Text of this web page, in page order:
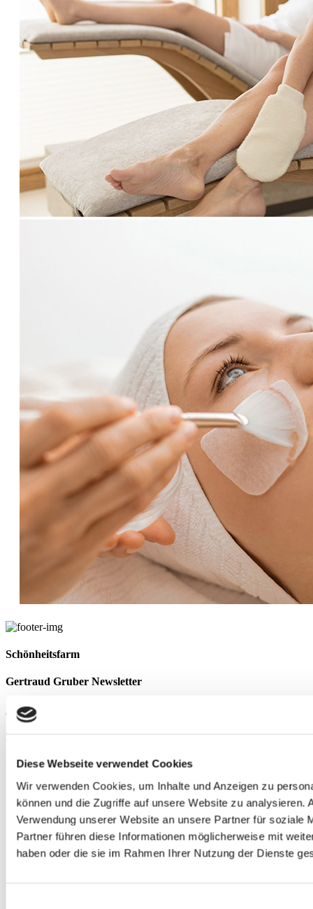
Diese Webseite verwendet Cookies
Wir verwenden Cookies, um Inhalte und Anzeigen zu
können und die Zugriffe auf unsere Website zu analysieren.
Verwendung unserer Website an unsere Partner für soziale
Partner führen diese Informationen möglicherweise mit
haben oder die sie im Rahmen Ihrer Nutzung der Dienste
Schönheitsfarm
Gertraud Gruber Newsletter
Newsletter abonnieren
Immer für Sie da
Schönheitsfarm Gertraud Gruber GmbH
83700 Rottach-Egern
Telefon:
+49 (0) 8022 - 274 - 0
Telefax: + 49 (0) 8022 - 274 - 51
E-Mail: info@schoenheitsfarm-gruber.de